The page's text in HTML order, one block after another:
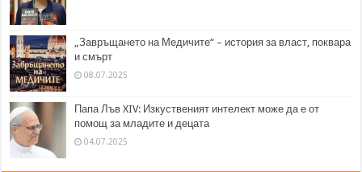
„Завръщането на Медичите“ – история за власт, поквара
и смърт
08.07.2025
Папа Лъв XIV: Изкуственият интелект може да е от
помощ за младите и децата
04.07.2025